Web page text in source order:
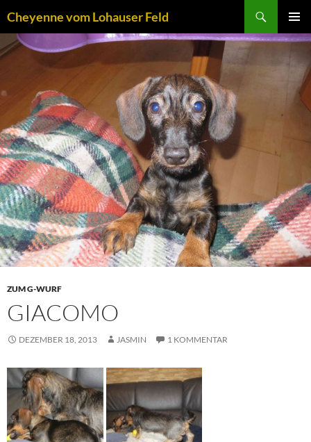
Inhalt
springen
Cheyenne vom Lohauser Feld
ZUM G-WURF
GIACOMO
DEZEMBER 18, 2013 JASMIN 1 KOMMENTAR